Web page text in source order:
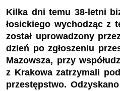
Kilka dni temu 38-letni
łosickiego wychodząc z
został uprowadzony
dzień po zgłoszeniu
Mazowsza, przy
z Krakowa zatrzymali
przestępstwo.